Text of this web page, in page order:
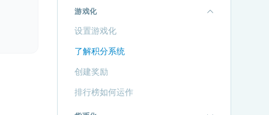
游戏化
设置游戏化
了解积分系统
创建奖励
排行榜如何运作